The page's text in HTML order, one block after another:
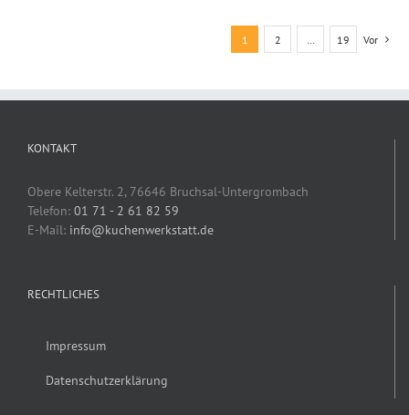
1 2 19 Vor
KONTAKT
Obere Kelterstr. 2, 76646 Bruchsal-Untergrombach
Telefon: 01 71 - 2 61 82 59
E-Mail: info@kuchenwerkstatt.de
RECHTLICHES
Impressum
Datenschutzerklärung